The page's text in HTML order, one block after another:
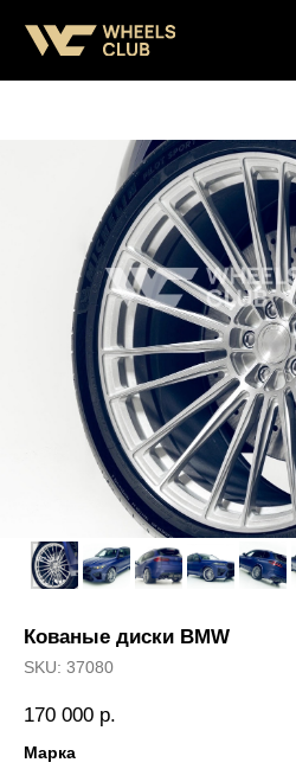
Кованые диски BMW
SKU: 37080
170 000 р.
Марка